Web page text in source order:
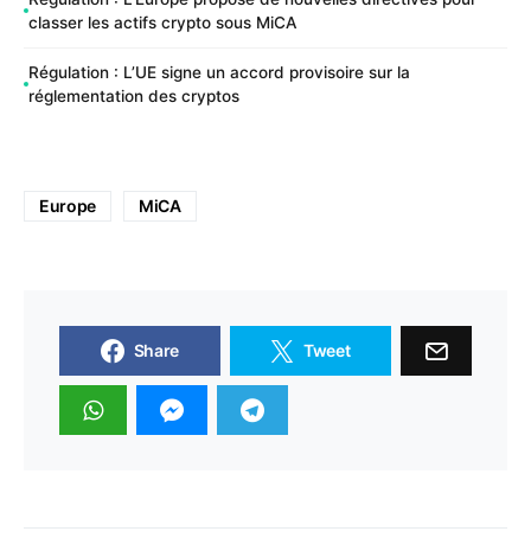
classer les actifs crypto sous MiCA
Régulation : L’UE signe un accord provisoire sur la
réglementation des cryptos
Europe MiCA
Share Tweet